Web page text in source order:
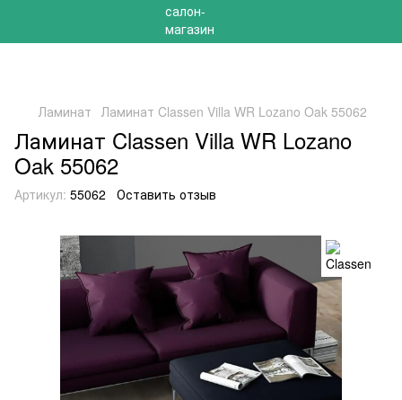
Ламинат Ламинат Classen Villa WR Lozano Oak 55062
Ламинат Classen Villa WR Lozano
Oak 55062
Артикул: 55062 Оставить отзыв